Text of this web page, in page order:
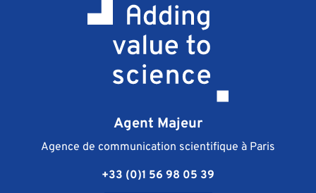
Agent Majeur
Agence de communication scientifique à Paris
+33 (0)1 56 98 05 39